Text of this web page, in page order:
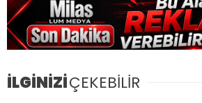
İLGİNİZİÇEKEBİLİR